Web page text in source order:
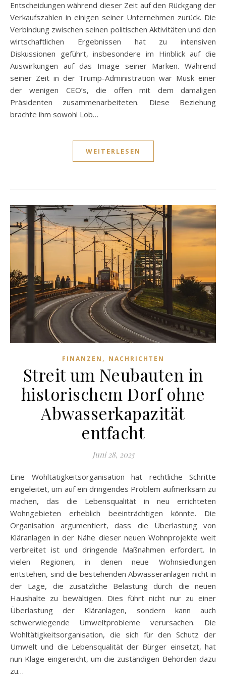
Entscheidungen während dieser Zeit auf den Rückgang der
Verkaufszahlen in einigen seiner Unternehmen zurück. Die
Verbindung zwischen seinen politischen Aktivitäten und den
wirtschaftlichen Ergebnissen hat zu intensiven
Diskussionen geführt, insbesondere im Hinblick auf die
Auswirkungen auf das Image seiner Marken. Während
seiner Zeit in der Trump-Administration war Musk einer
der wenigen CEO’s, die offen mit dem damaligen
Präsidenten zusammenarbeiteten. Diese Beziehung
brachte ihm sowohl Lob…
WEITERLESEN
FINANZEN , NACHRICHTEN
Streit um Neubauten in
historischem Dorf ohne
Abwasserkapazität
entfacht
Juni 28, 2025
Eine Wohltätigkeitsorganisation hat rechtliche Schritte
eingeleitet, um auf ein dringendes Problem aufmerksam zu
machen, das die Lebensqualität in neu errichteten
Wohngebieten erheblich beeinträchtigen könnte. Die
Organisation argumentiert, dass die Überlastung von
Kläranlagen in der Nähe dieser neuen Wohnprojekte weit
verbreitet ist und dringende Maßnahmen erfordert. In
vielen Regionen, in denen neue Wohnsiedlungen
entstehen, sind die bestehenden Abwasseranlagen nicht in
der Lage, die zusätzliche Belastung durch die neuen
Haushalte zu bewältigen. Dies führt nicht nur zu einer
Überlastung der Kläranlagen, sondern kann auch
schwerwiegende Umweltprobleme verursachen. Die
Wohltätigkeitsorganisation, die sich für den Schutz der
Umwelt und die Lebensqualität der Bürger einsetzt, hat
nun Klage eingereicht, um die zuständigen Behörden dazu
zu…